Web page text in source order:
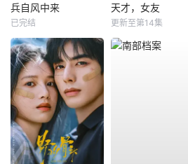
兵自风中来
已完结
天才，女友
更新至第14集